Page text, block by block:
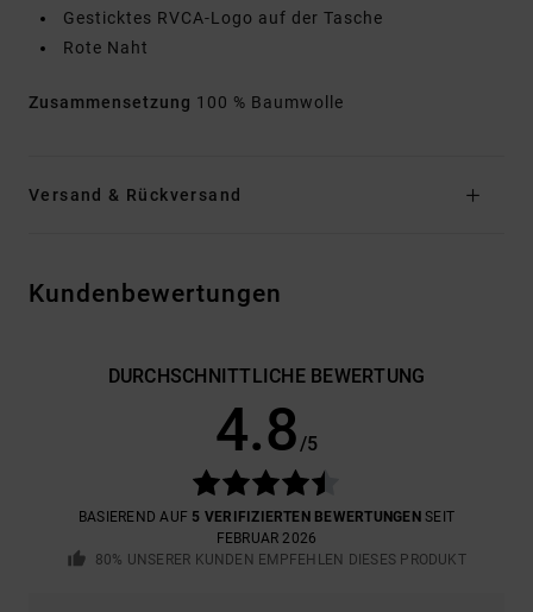
Gesticktes RVCA-Logo auf der Tasche
Rote Naht
Zusammensetzung 100 % Baumwolle
Versand & Rückversand
Kundenbewertungen
DURCHSCHNITTLICHE BEWERTUNG
4.8/5
BASIEREND AUF 5 VERIFIZIERTEN BEWERTUNGEN SEIT
FEBRUAR 2026
80% UNSERER KUNDEN EMPFEHLEN DIESES PRODUKT